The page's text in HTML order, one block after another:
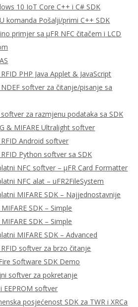
10 IoT Core C++ i C# SDK
komanda Pošalji/primi C++ SDK
primjer sa μFR NFC čitačem i LCD
PHP Java Applet & JavaScript
NDEF softver za čitanje/pisanje sa
softver za razmjenu podataka sa SDK
& MIFARE Ultralight softver
RFID Android softver
RFID Python softver sa SDK
NFC softver – μFR Card Formatter
NFC alat – uFR2FileSystem
MIFARE SDK – Najjednostavnije
SDK – Simple
SDK – Simple
MIFARE SDK – Advanced
RFID softver za brzo čitanje
Software SDK Demo
softver za pokretanje
EEPROM softver
posjećenost SDK za TWR i XRCa